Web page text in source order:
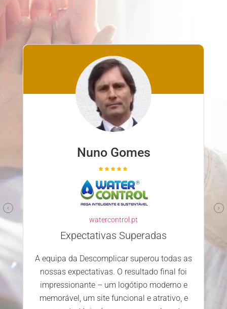
Nuno Gomes
watercontrol.pt
Expectativas Superadas
A equipa da Descomplicar superou todas as
nossas expectativas. O resultado final foi
impressionante – um logótipo moderno e
memorável, um site funcional e atrativo, e